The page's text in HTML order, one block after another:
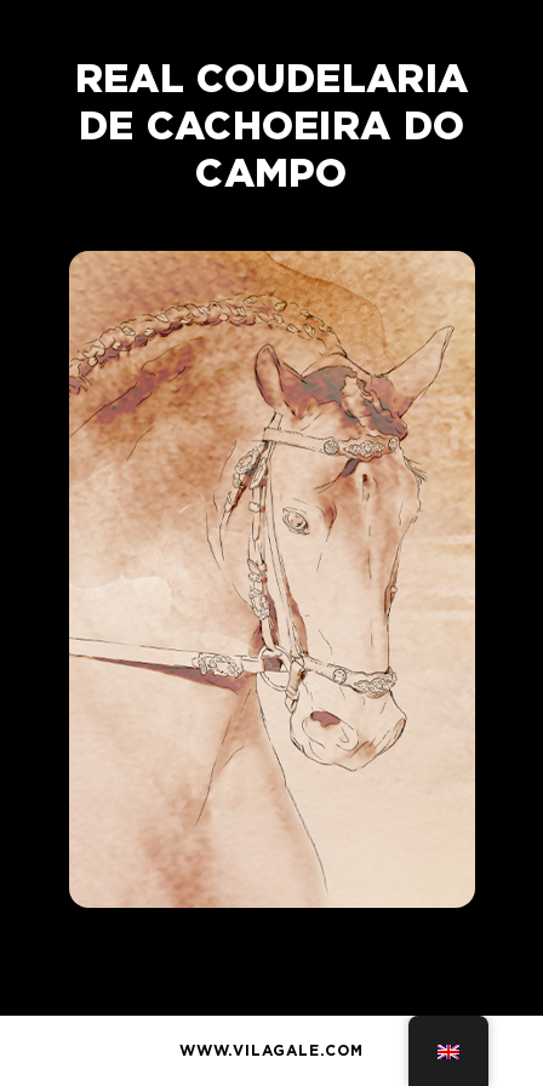
REAL COUDELARIA
DE CACHOEIRA DO
CAMPO
WWW.VILAGALE.COM